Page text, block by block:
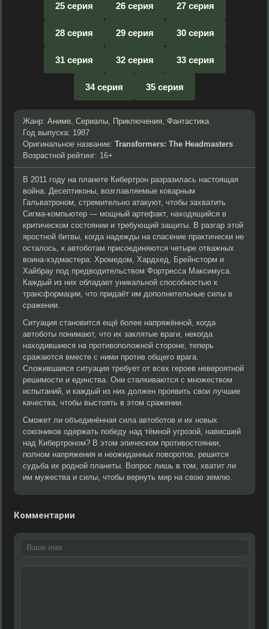
25 серия 26 серия 27 серия
28 серия 29 серия 30 серия
31 серия 32 серия 33 серия
34 серия 35 серия
Жанр: Аниме, Сериалы, Приключения, Фантастика
Год выпуска: 1987
Оригинальное название: Transformers: The Headmasters
Возрастной рейтинг: 16+
В 2011 году на планете Кибертрон разразилась настоящая
война. Десептиконы, возглавляемые коварным
Гальватроном, стремительно атакуют, чтобы захватить
Сигма-компьютер — мощный артефакт, находящийся в
критическом состоянии и требующий защиты. В разгар этой
яростной битвы, когда надежды на спасение практически не
осталось, к автоботам присоединяются четыре отважных
воина-хэдмастера: Хромедом, Хардхед, Брейнсторм и
Хайбрау под предводительством Фортресса Максимуса.
Каждый из них обладает уникальной способностью к
трансформации, что придаёт им дополнительные силы в
сражении.
Ситуация становится ещё более напряжённой, когда
автоботы понимают, что их заклятые враги, некогда
находившиеся на противоположной стороне, теперь
сражаются вместе с ними против общего врага.
Сложившаяся ситуация требует от всех героев невероятной
решимости и единства. Они сталкиваются с множеством
испытаний, и каждый из них должен проявить свои лучшие
качества, чтобы выстоять в этом сражении.
Сможет ли объединённая сила автоботов и их новых
союзников одержать победу над тёмной угрозой, нависшей
над Кибертроном? В этом эпическом противостоянии,
полном напряжения и неожиданных поворотов, решится
судьба их родной планеты. Вопрос лишь в том, хватит ли
им мужества и силы, чтобы вернуть мир на свою землю.
Комментарии